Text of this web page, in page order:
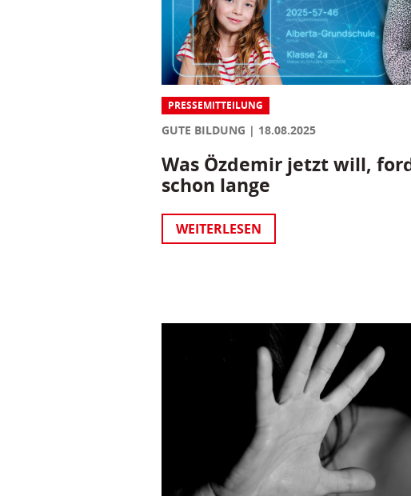
PRESSEMITTEILUNG
GUTE BILDUNG 18.08.2025
Was Özdemir jetzt will,
schon lange
WEITERLESEN